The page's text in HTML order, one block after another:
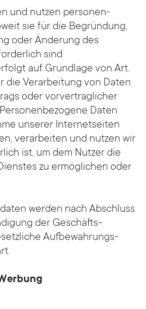
und nutzen personen­
sie für die Begründung,
oder Änderung des
sind
auf Grundlage von Art.
die Verarbeitung von Daten
oder vorvertraglicher
Daten
unserer Internet­seiten
verarbeiten und nutzen wir
ist, um dem Nutzer die
zu ermöglichen oder
werden nach Abschluss
der Geschäfts­
Auf­bewahrungs­